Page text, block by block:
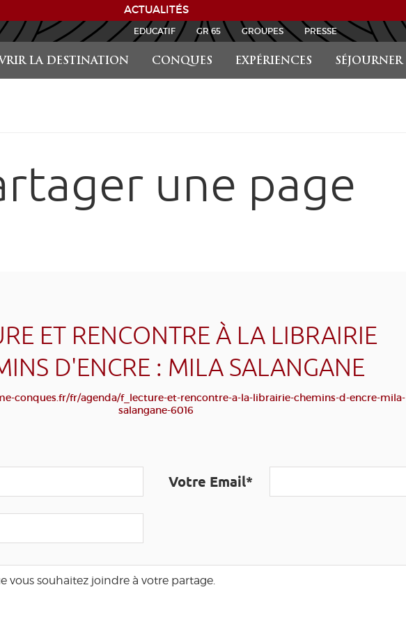
ACTUALITÉS
LA DESTINATION CONQUES EXPÉRIENCES SÉJOURNER
EDUCATIF GR 65 GROUPES PRESSE
une page
ET RENCONTRE À LA LIBRAIRIE
D'ENCRE : MILA SALANGANE
conques.fr/fr/agenda/f_lecture-et-rencontre-a-la-librairie-chemins-d-encre-mila-
salangane-6016
Votre Email*